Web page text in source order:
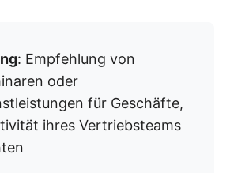
: Empfehlung von
oder
für Geschäfte,
ihres Vertriebsteams